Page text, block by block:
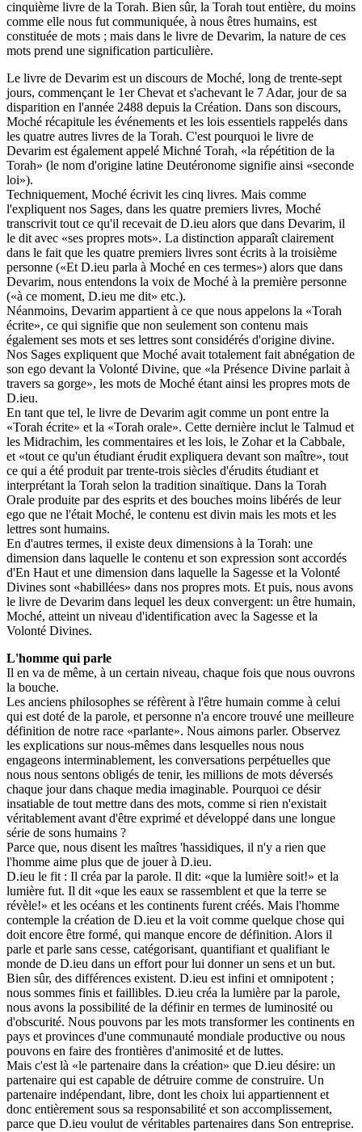
cinquième livre de la Torah. Bien sûr, la Torah tout entière, du moins
comme elle nous fut communiquée, à nous êtres humains, est
constituée de mots ; mais dans le livre de Devarim, la nature de ces
mots prend une signification particulière.
Le livre de Devarim est un discours de Moché, long de trente-sept
jours, commençant le 1er Chevat et s'achevant le 7 Adar, jour de sa
disparition en l'année 2488 depuis la Création. Dans son discours,
Moché récapitule les événements et les lois essentiels rappelés dans
les quatre autres livres de la Torah. C'est pourquoi le livre de
Devarim est également appelé Michné Torah, «la répétition de la
Torah» (le nom d'origine latine Deutéronome signifie ainsi «seconde
loi»).
Techniquement, Moché écrivit les cinq livres. Mais comme
l'expliquent nos Sages, dans les quatre premiers livres, Moché
transcrivit tout ce qu'il recevait de D.ieu alors que dans Devarim, il
le dit avec «ses propres mots». La distinction apparaît clairement
dans le fait que les quatre premiers livres sont écrits à la troisième
personne («Et D.ieu parla à Moché en ces termes») alors que dans
Devarim, nous entendons la voix de Moché à la première personne
(«à ce moment, D.ieu me dit» etc.).
Néanmoins, Devarim appartient à ce que nous appelons la «Torah
écrite», ce qui signifie que non seulement son contenu mais
également ses mots et ses lettres sont considérés d'origine divine.
Nos Sages expliquent que Moché avait totalement fait abnégation de
son ego devant la Volonté Divine, que «la Présence Divine parlait à
travers sa gorge», les mots de Moché étant ainsi les propres mots de
D.ieu.
En tant que tel, le livre de Devarim agit comme un pont entre la
«Torah écrite» et la «Torah orale». Cette dernière inclut le Talmud et
les Midrachim, les commentaires et les lois, le Zohar et la Cabbale,
et «tout ce qu'un étudiant érudit expliquera devant son maître», tout
ce qui a été produit par trente-trois siècles d'érudits étudiant et
interprétant la Torah selon la tradition sinaïtique. Dans la Torah
Orale produite par des esprits et des bouches moins libérés de leur
ego que ne l'était Moché, le contenu est divin mais les mots et les
lettres sont humains.
En d'autres termes, il existe deux dimensions à la Torah: une
dimension dans laquelle le contenu et son expression sont accordés
d'En Haut et une dimension dans laquelle la Sagesse et la Volonté
Divines sont «habillées» dans nos propres mots. Et puis, nous avons
le livre de Devarim dans lequel les deux convergent: un être humain,
Moché, atteint un niveau d'identification avec la Sagesse et la
Volonté Divines.
L'homme qui parle
Il en va de même, à un certain niveau, chaque fois que nous ouvrons
la bouche.
Les anciens philosophes se réfèrent à l'être humain comme à celui
qui est doté de la parole, et personne n'a encore trouvé une meilleure
définition de notre race «parlante». Nous aimons parler. Observez
les explications sur nous-mêmes dans lesquelles nous nous
engageons interminablement, les conversations perpétuelles que
nous nous sentons obligés de tenir, les millions de mots déversés
chaque jour dans chaque media imaginable. Pourquoi ce désir
insatiable de tout mettre dans des mots, comme si rien n'existait
véritablement avant d'être exprimé et développé dans une longue
série de sons humains ?
Parce que, nous disent les maîtres 'hassidiques, il n'y a rien que
l'homme aime plus que de jouer à D.ieu.
D.ieu le fit : Il créa par la parole. Il dit: «que la lumière soit!» et la
lumière fut. Il dit «que les eaux se rassemblent et que la terre se
révèle!» et les océans et les continents furent créés. Mais l'homme
contemple la création de D.ieu et la voit comme quelque chose qui
doit encore être formé, qui manque encore de définition. Alors il
parle et parle sans cesse, catégorisant, quantifiant et qualifiant le
monde de D.ieu dans un effort pour lui donner un sens et un but.
Bien sûr, des différences existent. D.ieu est infini et omnipotent ;
nous sommes finis et faillibles. D.ieu créa la lumière par la parole,
nous avons la possibilité de la définir en termes de luminosité ou
d'obscurité. Nous pouvons par les mots transformer les continents en
pays et provinces d'une communauté mondiale productive ou nous
pouvons en faire des frontières d'animosité et de luttes.
Mais c'est là «le partenaire dans la création» que D.ieu désire: un
partenaire qui est capable de détruire comme de construire. Un
partenaire indépendant, libre, dont les choix lui appartiennent et
donc entièrement sous sa responsabilité et son accomplissement,
parce que D.ieu voulut de véritables partenaires dans Son entreprise.